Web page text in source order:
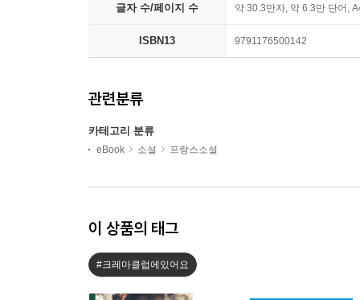
글자 수/페이지 수 약 30.3만자, 약 6.3만 단어,
ISBN13 9791176500142
관련분류
카테고리 분류
eBook 소설 프랑스소설
이 상품의 태그
#크레마클럽에있어요